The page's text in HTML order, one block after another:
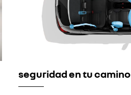
seguridad en tu camino